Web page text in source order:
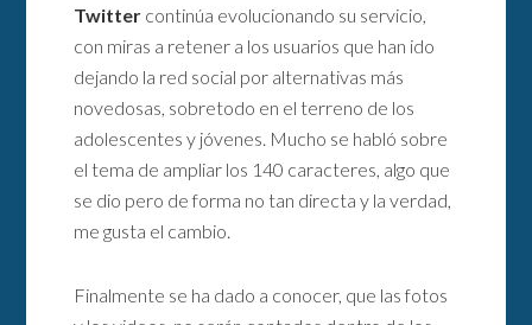
Twitter continúa evolucionando su servicio,
con miras a retener a los usuarios que han ido
dejando la red social por alternativas más
novedosas, sobretodo en el terreno de los
adolescentes y jóvenes. Mucho se habló sobre
el tema de ampliar los 140 caracteres, algo que
se dio pero de forma no tan directa y la verdad,
me gusta el cambio.
Finalmente se ha dado a conocer, que las fotos